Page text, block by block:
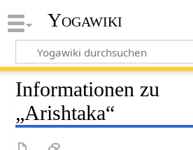
Yogawiki
Informationen zu
„Arishtaka“